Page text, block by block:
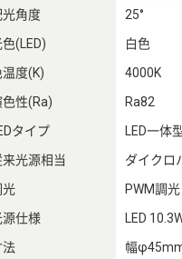
光角度
25°
(LED)
白色
温度(K)
4000K
色性(Ra)
Ra82
タイプ
LED一体
来光源相当
ダイクロ
光
PWM調光
源仕様
LED
法
幅